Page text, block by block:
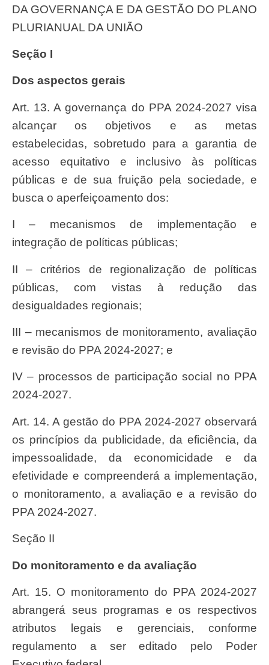
DA GOVERNANÇA E DA GESTÃO DO PLANO
PLURIANUAL DA UNIÃO
Seção I
Dos aspectos gerais
Art. 13. A governança do PPA 2024-2027 visa
alcançar os objetivos e as metas
estabelecidas, sobretudo para a garantia de
acesso equitativo e inclusivo às políticas
públicas e de sua fruição pela sociedade, e
busca o aperfeiçoamento dos:
I – mecanismos de implementação e
integração de políticas públicas;
II – critérios de regionalização de políticas
públicas, com vistas à redução das
desigualdades regionais;
III – mecanismos de monitoramento, avaliação
e revisão do PPA 2024-2027; e
IV – processos de participação social no PPA
2024-2027.
Art. 14. A gestão do PPA 2024-2027 observará
os princípios da publicidade, da eficiência, da
impessoalidade, da economicidade e da
efetividade e compreenderá a implementação,
o monitoramento, a avaliação e a revisão do
PPA 2024-2027.
Seção II
Do monitoramento e da avaliação
Art. 15. O monitoramento do PPA 2024-2027
abrangerá seus programas e os respectivos
atributos legais e gerenciais, conforme
regulamento a ser editado pelo Poder